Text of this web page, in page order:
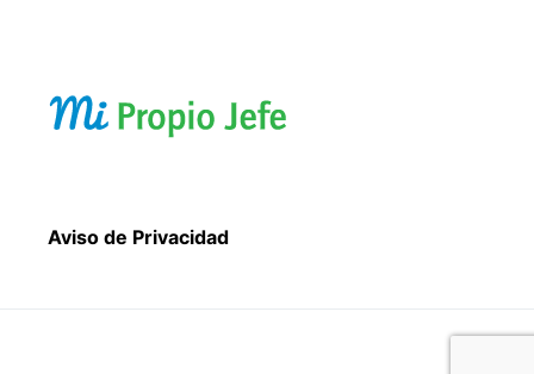
Aviso de Privacidad